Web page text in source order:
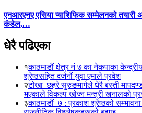
एनआरएनए एसिया प्याशिफिक सम्मेलनको तयारी
कंडेल,…
धेरै पढिएका
१काठमाडौं क्षेत्र नं ७ का नेकपाका
श्रेष्ठसहित दर्जनौं युवा एमाले प्रवेश
२टोखा–छहरे सुरुङमार्गले धेरै बस्ती
भएकाले विकल्प खोज्न मन्त्री खनालको
३काठमाडौं–७ : प्रकाश श्रेष्ठको